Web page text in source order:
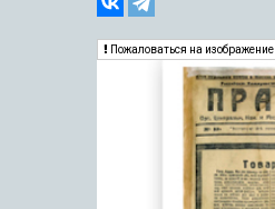
Пожаловаться на изображение